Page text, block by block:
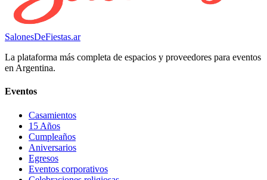
SalonesDeFiestas.ar
La plataforma más completa de espacios y proveedores para eventos
en Argentina.
Eventos
Casamientos
15 Años
Cumpleaños
Aniversarios
Egresos
Eventos corporativos